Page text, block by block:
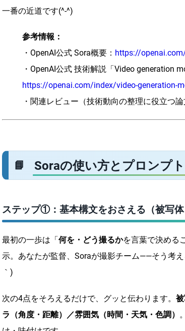
一番の近道です(^-^)
参考情報：
・OpenAI公式 Sora概要： https://
・OpenAI公式 技術解説「Video generation
https://openai.com/index/video-generation-
・関連レビュー（技術動向の整理に役立つ論
Soraの使い方とプロンプ
ステップ①：基本構文をおさえる（被写体
最初の一歩は「 何を・どう撮るかを言葉で決める
示。あなたが監督、Soraが撮影チーム――そう考
｀)
次の4点をそろえるだけで、グッと伝わります。
ラ（角度・距離）／雰囲気（時間・天気・色調）